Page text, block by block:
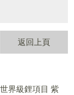
返回上頁
界級鋰項目 紫